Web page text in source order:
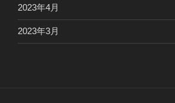
2023年4月
2023年3月